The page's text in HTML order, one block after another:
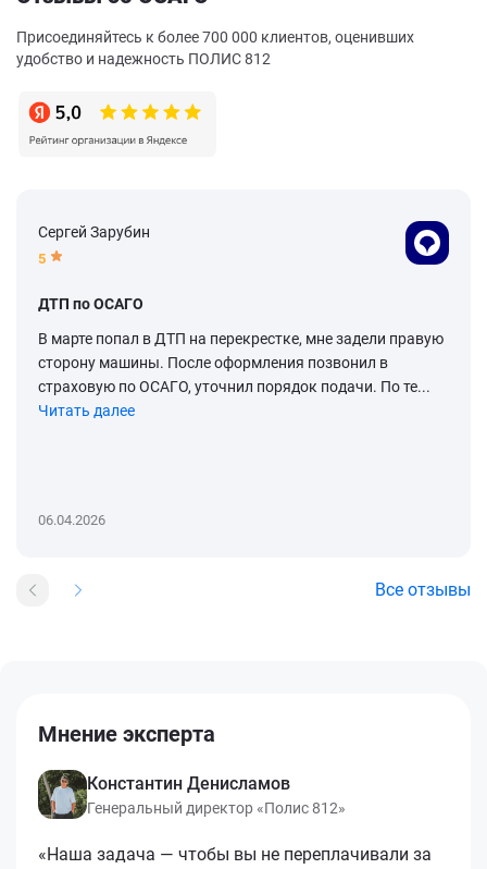
Присоединяйтесь к более 700 000 клиентов, оценивших
удобство и надежность ПОЛИС 812
Сергей Зарубин
5
ДТП по ОСАГО
В марте попал в ДТП на перекрестке, мне задели правую
сторону машины. После оформления позвонил в
страховую по ОСАГО, уточнил порядок подачи. По те...
Читать далее
06.04.2026
Все отзывы
Мнение эксперта
Константин Денисламов
Генеральный директор «Полис 812»
«Наша задача — чтобы вы не переплачивали за